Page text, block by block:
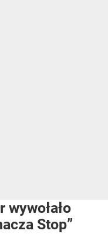
Stop”